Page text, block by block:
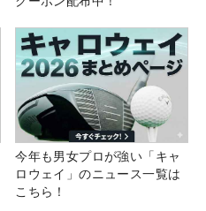
今年も男女プロが強い「キャ
ロウェイ」のニュース一覧は
こちら！